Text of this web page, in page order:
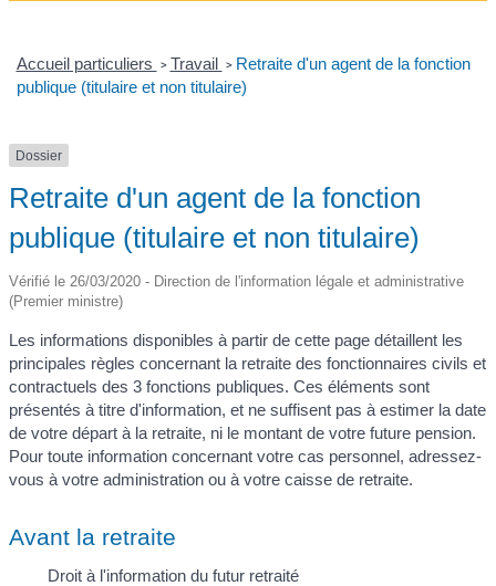
Accueil particuliers > Travail > Retraite d'un agent de la fonction
publique (titulaire et non titulaire)
Dossier
Retraite d'un agent de la fonction
publique (titulaire et non titulaire)
Vérifié le 26/03/2020 - Direction de l'information légale et administrative
(Premier ministre)
Les informations disponibles à partir de cette page détaillent les
principales règles concernant la retraite des fonctionnaires civils et
contractuels des 3 fonctions publiques. Ces éléments sont
présentés à titre d'information, et ne suffisent pas à estimer la date
de votre départ à la retraite, ni le montant de votre future pension.
Pour toute information concernant votre cas personnel, adressez-
vous à votre administration ou à votre caisse de retraite.
Avant la retraite
Droit à l'information du futur retraité